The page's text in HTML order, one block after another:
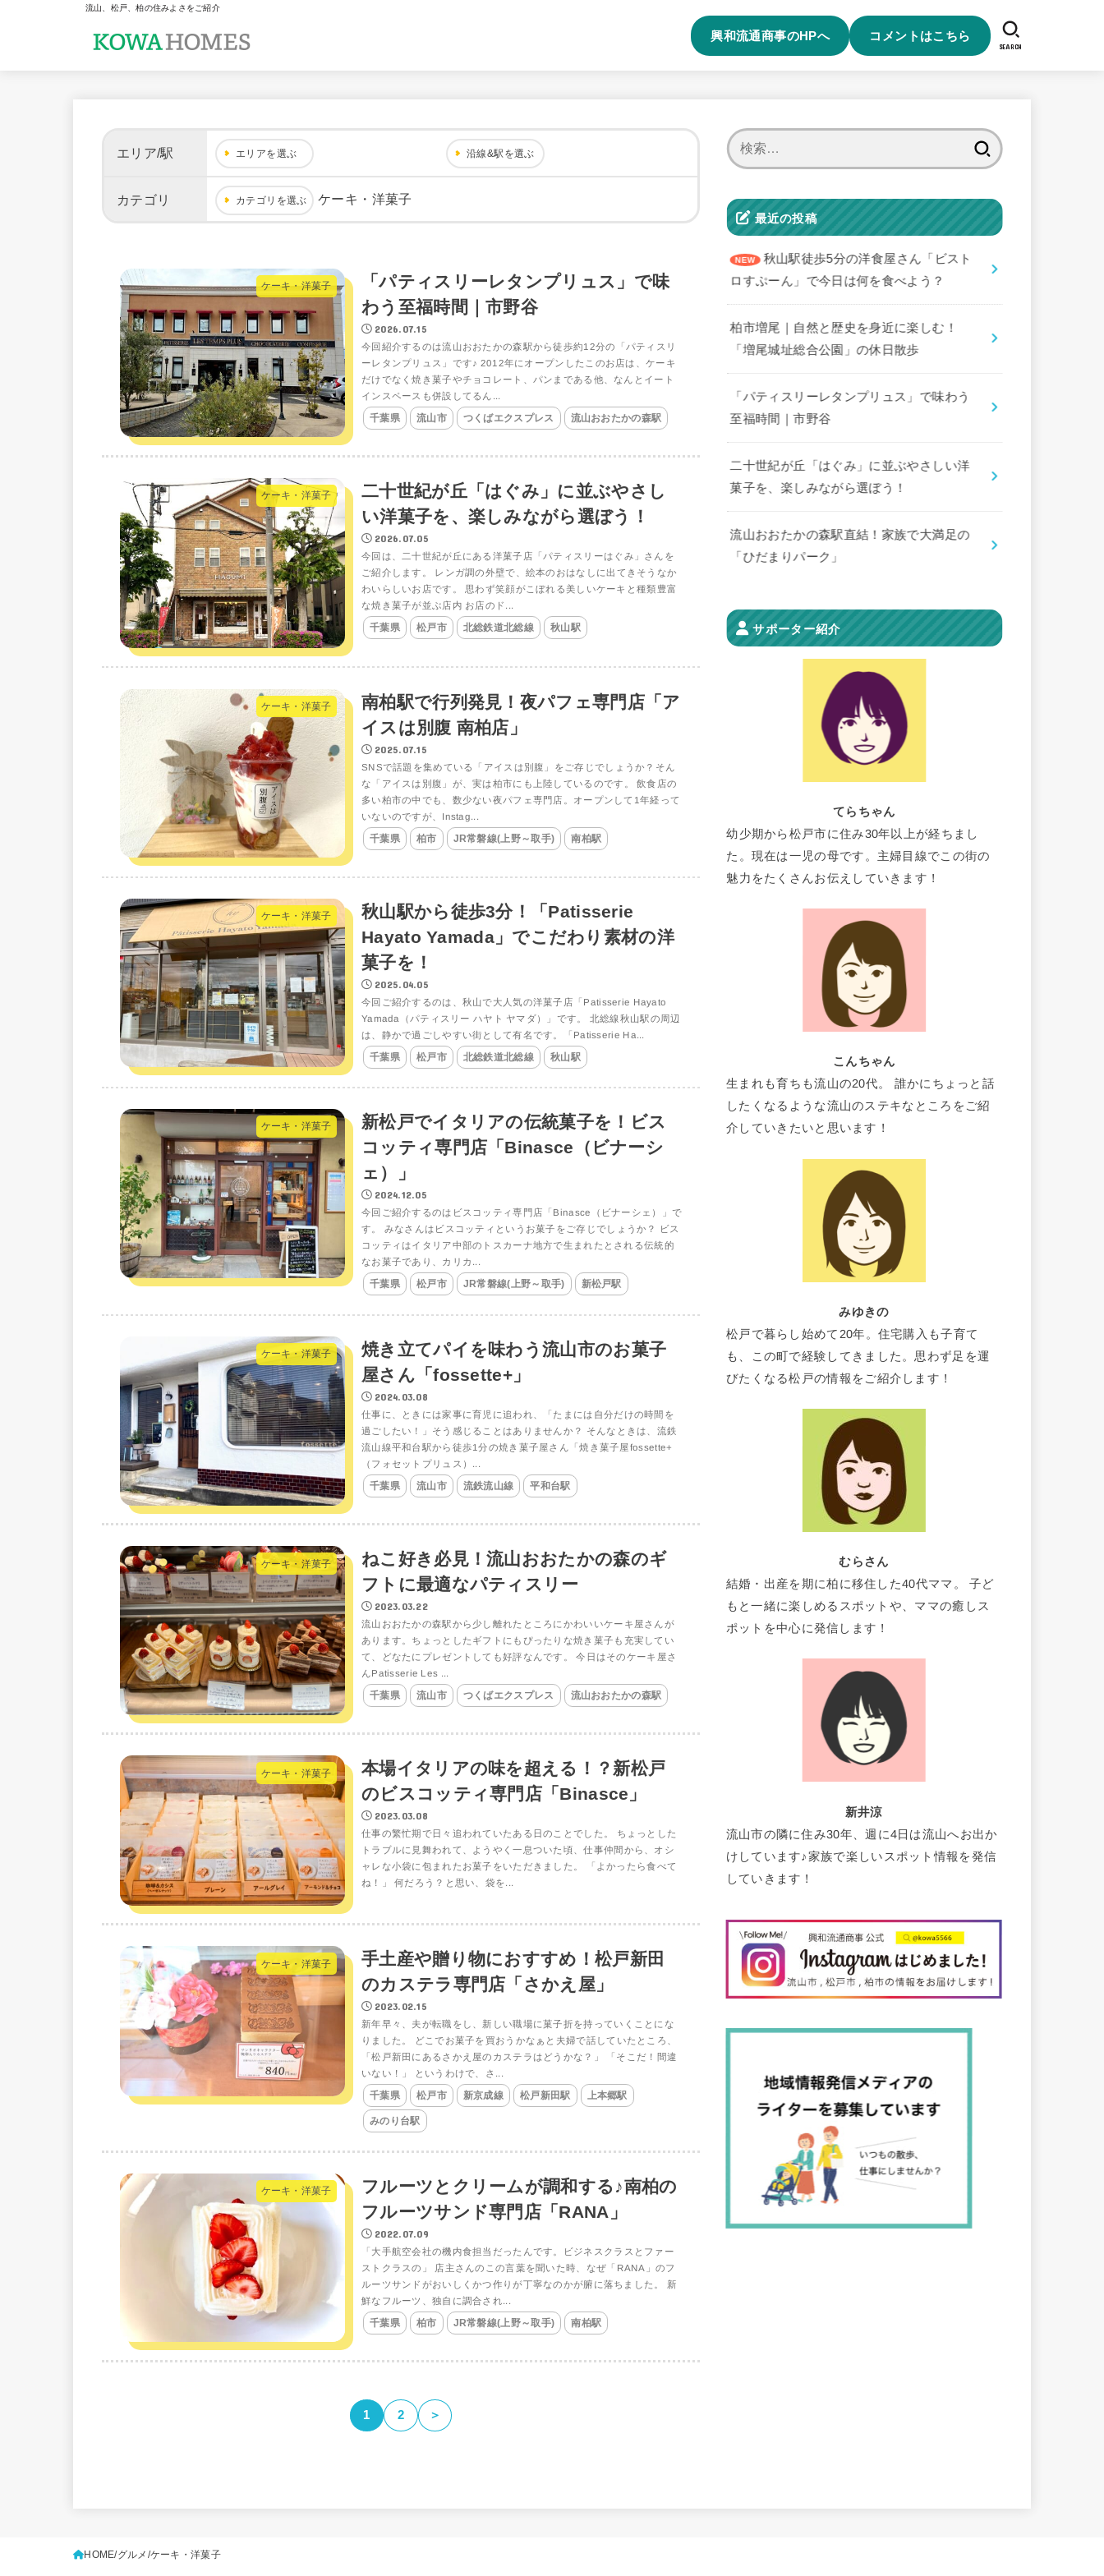
流山、松戸、柏の住みよさをご紹介
興和流通商事のHPへ コメントはこちら
SEARCH
エリア/駅 エリアを選ぶ 沿線&駅を選ぶ
カテゴリ カテゴリを選ぶ ケーキ・洋菓子
ケーキ・洋菓子
「パティスリーレタンプリュス」で味
わう至福時間｜市野谷
2026.07.15
今回紹介するのは流山おおたかの森駅から徒歩約12分の「パティスリ
ーレタンプリュス」です♪ 2012年にオープンしたこのお店は、ケーキ
だけでなく焼き菓子やチョコレート、パンまである他、なんとイート
インスペースも併設してるん...
千葉県 流山市 つくばエクスプレス 流山おおたかの森駅
ケーキ・洋菓子
二十世紀が丘「はぐみ」に並ぶやさし
い洋菓子を、楽しみながら選ぼう！
2026.07.05
今回は、二十世紀が丘にある洋菓子店「パティスリーはぐみ」さんを
ご紹介します。 レンガ調の外壁で、絵本のおはなしに出てきそうなか
わいらしいお店です。 思わず笑顔がこぼれる美しいケーキと種類豊富
な焼き菓子が並ぶ店内 お店のド...
千葉県 松戸市 北総鉄道北総線 秋山駅
ケーキ・洋菓子
南柏駅で行列発見！夜パフェ専門店「ア
イスは別腹 南柏店」
2025.07.15
SNSで話題を集めている「アイスは別腹」をご存じでしょうか？そん
な「アイスは別腹」が、実は柏市にも上陸しているのです。 飲食店の
多い柏市の中でも、数少ない夜パフェ専門店。オープンして1年経って
いないのですが、Instag...
千葉県 柏市 JR常磐線(上野～取手) 南柏駅
ケーキ・洋菓子
秋山駅から徒歩3分！「Patisserie
Hayato Yamada」でこだわり素材の洋
菓子を！
2025.04.05
今回ご紹介するのは、秋山で大人気の洋菓子店「Patisserie Hayato
Yamada（パティスリー ハヤト ヤマダ）」です。 北総線秋山駅の周辺
は、静かで過ごしやすい街として有名です。「Patisserie Ha...
千葉県 松戸市 北総鉄道北総線 秋山駅
ケーキ・洋菓子
新松戸でイタリアの伝統菓子を！ビス
コッティ専門店「Binasce（ビナーシ
ェ）」
2024.12.05
今回ご紹介するのはビスコッティ専門店「Binasce（ビナーシェ）」で
す。 みなさんはビスコッティというお菓子をご存じでしょうか？ ビス
コッティはイタリア中部のトスカーナ地方で生まれたとされる伝統的
なお菓子であり、カリカ...
千葉県 松戸市 JR常磐線(上野～取手) 新松戸駅
ケーキ・洋菓子
焼き立てパイを味わう流山市のお菓子
屋さん「fossette+」
2024.03.08
仕事に、ときには家事に育児に追われ、「たまには自分だけの時間を
過ごしたい！」そう感じることはありませんか？ そんなときは、流鉄
流山線平和台駅から徒歩1分の焼き菓子屋さん「焼き菓子屋fossette+
（フォセットプリュス）...
千葉県 流山市 流鉄流山線 平和台駅
ケーキ・洋菓子
ねこ好き必見！流山おおたかの森のギ
フトに最適なパティスリー
2023.03.22
流山おおたかの森駅から少し離れたところにかわいいケーキ屋さんが
あります。ちょっとしたギフトにもぴったりな焼き菓子も充実してい
て、どなたにプレゼントしても好評なんです。 今日はそのケーキ屋さ
んPatisserie Les ...
千葉県 流山市 つくばエクスプレス 流山おおたかの森駅
ケーキ・洋菓子
本場イタリアの味を超える！？新松戸
のビスコッティ専門店「Binasce」
2023.03.08
仕事の繁忙期で日々追われていたある日のことでした。 ちょっとした
トラブルに見舞われて、ようやく一息ついた頃、仕事仲間から、オシ
ャレな小袋に包まれたお菓子をいただきました。 「よかったら食べて
ね！」 何だろう？と思い、袋を...
ケーキ・洋菓子
手土産や贈り物におすすめ！松戸新田
のカステラ専門店「さかえ屋」
2023.02.15
新年早々、夫が転職をし、新しい職場に菓子折を持っていくことにな
りました。 どこでお菓子を買おうかなぁと夫婦で話していたところ、
「松戸新田にあるさかえ屋のカステラはどうかな？」 「そこだ！間違
いない！」 というわけで、さ...
千葉県 松戸市 新京成線 松戸新田駅 上本郷駅
みのり台駅
ケーキ・洋菓子
フルーツとクリームが調和する♪南柏の
フルーツサンド専門店「RANA」
2022.07.09
「大手航空会社の機内食担当だったんです。ビジネスクラスとファー
ストクラスの」 店主さんのこの言葉を聞いた時、なぜ「RANA」のフ
ルーツサンドがおいしくかつ作りが丁寧なのかが腑に落ちました。 新
鮮なフルーツ、独自に調合され...
千葉県 柏市 JR常磐線(上野～取手) 南柏駅
1 2 ＞
最近の投稿
秋山駅徒歩5分の洋食屋さん「ビスト
ロすぷーん」で今日は何を食べよう？
柏市増尾｜自然と歴史を身近に楽しむ！
「増尾城址総合公園」の休日散歩
「パティスリーレタンプリュス」で味わう
至福時間｜市野谷
二十世紀が丘「はぐみ」に並ぶやさしい洋
菓子を、楽しみながら選ぼう！
流山おおたかの森駅直結！家族で大満足の
「ひだまりパーク」
サポーター紹介
てらちゃん
幼少期から松戸市に住み30年以上が経ちまし
た。現在は一児の母です。主婦目線でこの街の
魅力をたくさんお伝えしていきます！
こんちゃん
生まれも育ちも流山の20代。 誰かにちょっと話
したくなるような流山のステキなところをご紹
介していきたいと思います！
みゆきの
松戸で暮らし始めて20年。住宅購入も子育て
も、この町で経験してきました。思わず足を運
びたくなる松戸の情報をご紹介します！
むらさん
結婚・出産を期に柏に移住した40代ママ。 子ど
もと一緒に楽しめるスポットや、ママの癒しス
ポットを中心に発信します！
新井涼
流山市の隣に住み30年、週に4日は流山へお出か
けしています♪家族で楽しいスポット情報を発信
していきます！
HOME グルメ ケーキ・洋菓子